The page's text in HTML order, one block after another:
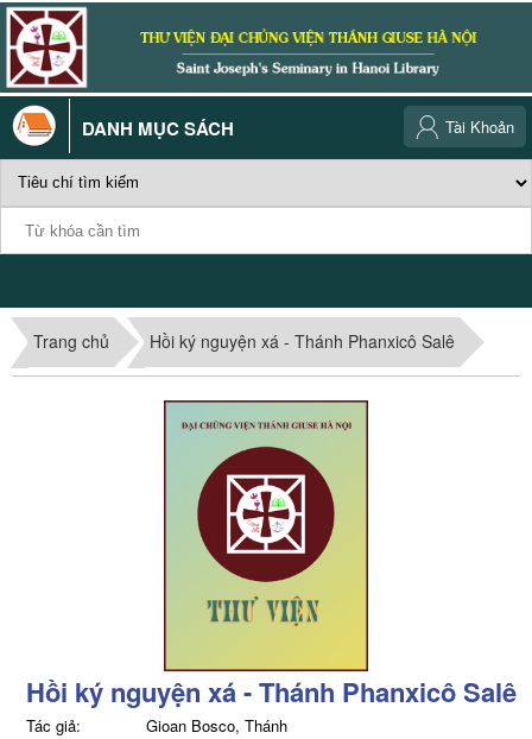
DANH MỤC SÁCH Tài Khoản
Trang chủ Hồi ký nguyện xá - Thánh Phanxicô Salê
Hồi ký nguyện xá - Thánh Phanxicô Salê
Tác giả:
Gioan Bosco, Thánh